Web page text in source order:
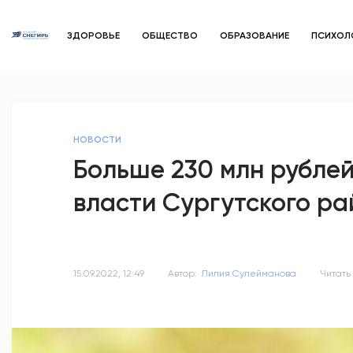
ЗДОРОВЬЕ ОБЩЕСТВО ОБРАЗОВАНИЕ
НОВОСТИ
Больше 230 млн
власти Сургутского
15.09.2022, 12:49 Автор: Лилия Сулейманова Читать